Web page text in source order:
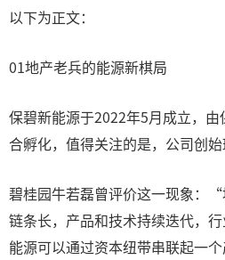
以下为正文：
01地产老兵的能源新棋局
保碧新能源于2022年5月成立，
合孵化，值得关注的是，公司创始
碧桂园牛若磊曾评价这一现象：
链条长，产品和技术持续迭代，
能源可以通过资本纽带串联起一